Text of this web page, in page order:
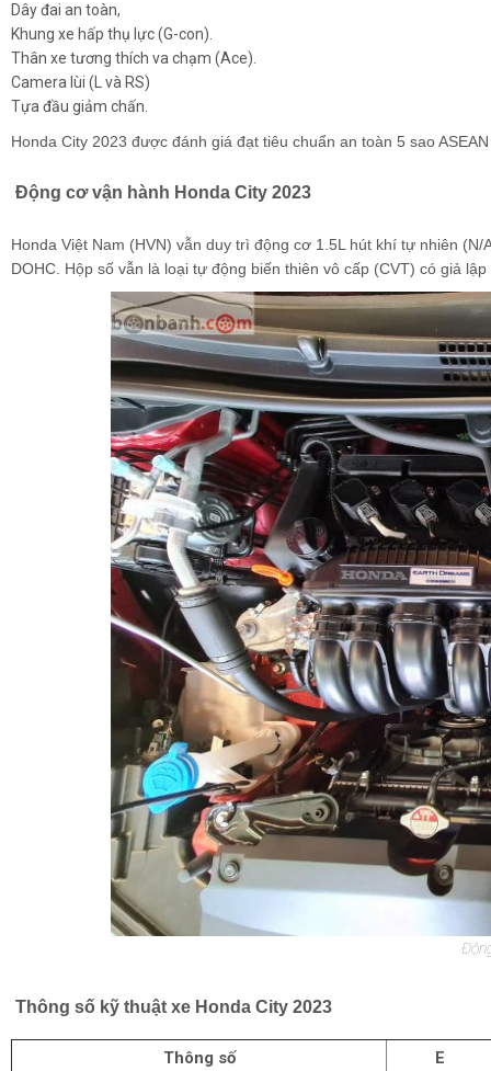
Dây đai an toàn,
Khung xe hấp thụ lực (G-con).
Thân xe tương thích va chạm (Ace).
Camera lùi (L và RS)
Tựa đầu giảm chấn.
Honda City 2023 được đánh giá đạt tiêu chuẩn an toàn 5 sao
Động cơ vận hành Honda City 2023
Honda Việt Nam (HVN) vẫn duy trì động cơ 1.5L hút khí tự nhiên
DOHC. Hộp số vẫn là loại tự động biến thiên vô cấp (CVT) có giả
Thông số kỹ thuật xe Honda City 2023
Thông số E